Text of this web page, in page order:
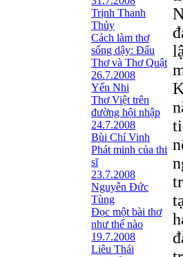
Trịnh Thanh
Thủy
Cách làm thơ
sống dậy: Đấu
Thơ và Thơ Quật
26.7.2008
Yến Nhi
Thơ Việt trên
đường hội nhập
24.7.2008
Bùi Chí Vinh
Phát minh của thi
sĩ
23.7.2008
Nguyễn Đức
Tùng
Ðọc một bài thơ
như thế nào
19.7.2008
Liêu Thái